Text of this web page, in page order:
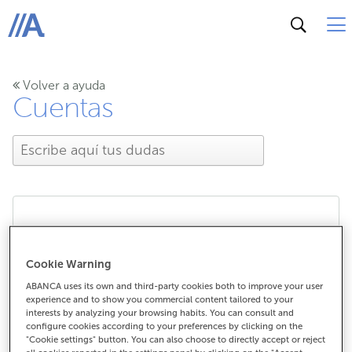
ABANCA
Volver a ayuda
Cuentas
envío de dinero entre mis
cuentas?
Cookie Warning
ABANCA uses its own and third-party cookies both to improve your user
experience and to show you commercial content tailored to your
interests by analyzing your browsing habits. You can consult and
configure cookies according to your preferences by clicking on the
"Cookie settings" button. You can also choose to directly accept or reject